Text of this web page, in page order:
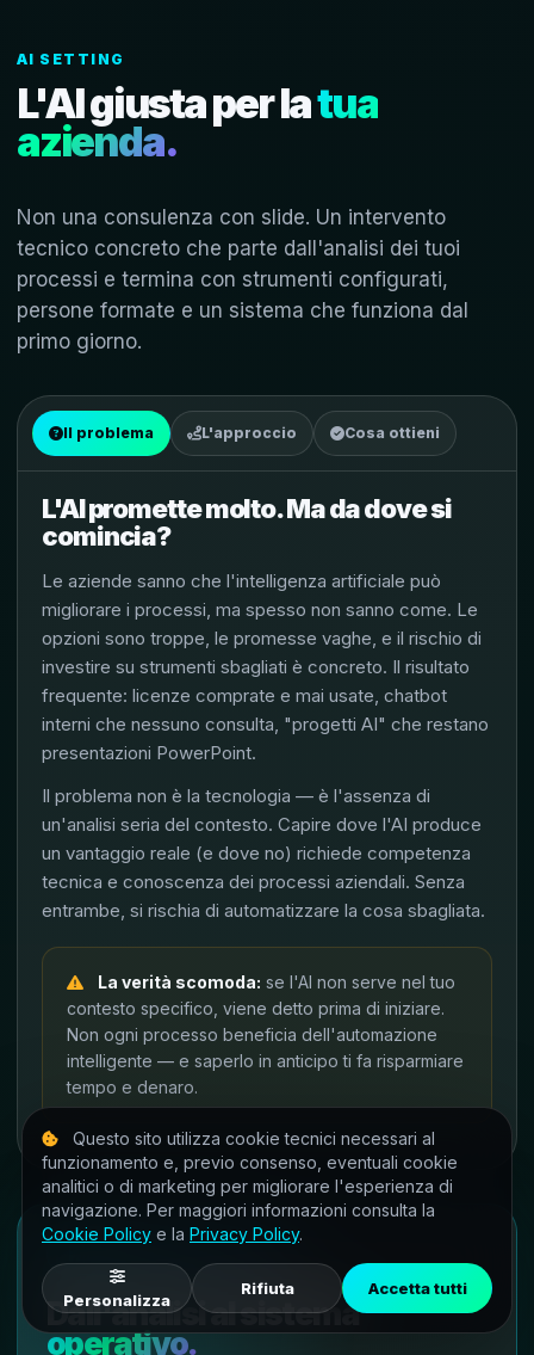
AI SETTING
L'AI giusta per latua
azienda.
Non una consulenza con slide. Un intervento
tecnico concreto che parte dall'analisi dei tuoi
processi e termina con strumenti configurati,
persone formate e un sistema che funziona dal
primo giorno.
Il problema L'approccio Cosa ottieni
L'AI promette molto. Ma da dove si
comincia?
Le aziende sanno che l'intelligenza artificiale può
migliorare i processi, ma spesso non sanno come. Le
opzioni sono troppe, le promesse vaghe, e il rischio di
investire su strumenti sbagliati è concreto. Il risultato
frequente: licenze comprate e mai usate, chatbot
interni che nessuno consulta, "progetti AI" che restano
presentazioni PowerPoint.
Il problema non è la tecnologia — è l'assenza di
un'analisi seria del contesto. Capire dove l'AI produce
un vantaggio reale (e dove no) richiede competenza
tecnica e conoscenza dei processi aziendali. Senza
entrambe, si rischia di automatizzare la cosa sbagliata.
La verità scomoda: se l'AI non serve nel tuo
contesto specifico, viene detto prima di iniziare.
Non ogni processo beneficia dell'automazione
intelligente — e saperlo in anticipo ti fa risparmiare
tempo e denaro.
Dall'analisi al sistema
operativo.
Questo sito utilizza cookie tecnici necessari al
funzionamento e, previo consenso, eventuali cookie
analitici o di marketing per migliorare l'esperienza di
navigazione. Per maggiori informazioni consulta la
Cookie Policy e la Privacy Policy.
Personalizza
Rifiuta Accetta tutti